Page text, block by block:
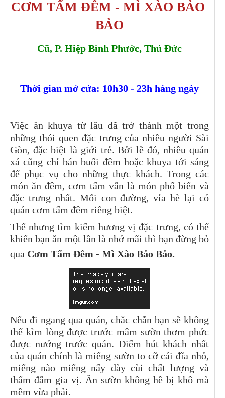
CƠM TẤM ĐÊM - MÌ XÀO BẢO
BẢO
Cũ, P. Hiệp Bình Phước, Thủ Đức
Thời gian mở cửa: 10h30 - 23h hàng ngày
Việc ăn khuya từ lâu đã trở thành một trong
những thói quen đặc trưng của nhiều người Sài
Gòn, đặc biệt là giới trẻ. Bởi lẽ đó, nhiều quán
xá cũng chỉ bán buổi đêm hoặc khuya tới sáng
để phục vụ cho những thực khách. Trong các
món ăn đêm, cơm tấm vẫn là món phổ biến và
đặc trưng nhất. Mỗi con đường, vỉa hè lại có
quán cơm tấm đêm riêng biệt.
Thế nhưng tìm kiếm hương vị đặc trưng, có thể
khiến bạn ăn một lần là nhớ mãi thì bạn đừng bỏ
qua Cơm Tấm Đêm - Mì Xào Bảo Bảo.
Nếu đi ngang qua quán, chắc chắn bạn sẽ không
thể kìm lòng được trước mâm sườn thơm phức
được nướng trước quán. Điểm hút khách nhất
của quán chính là miếng sườn to cỡ cái đĩa nhỏ,
miếng nào miếng nấy dày cùi chất lượng và
thấm đẫm gia vị. Ăn sườn không hề bị khô mà
mềm vừa phải.